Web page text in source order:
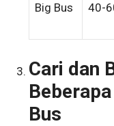
Big Bus 40-
Cari dan
Bus